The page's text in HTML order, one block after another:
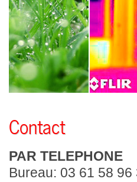
Contact
PAR TELEPHONE
Bureau: 03 61 58